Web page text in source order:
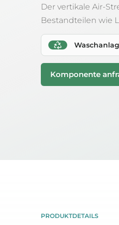
Der vertikale Air-
Bestandteilen wie
Komponente
PRODUKTDETAILS